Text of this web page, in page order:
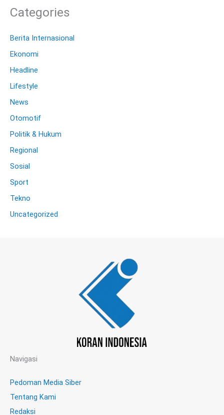
Categories
Berita Internasional
Ekonomi
Headline
Lifestyle
News
Otomotif
Politik & Hukum
Regional
Sosial
Sport
Tekno
Uncategorized
Navigasi
Pedoman Media Siber
Tentang Kami
Redaksi